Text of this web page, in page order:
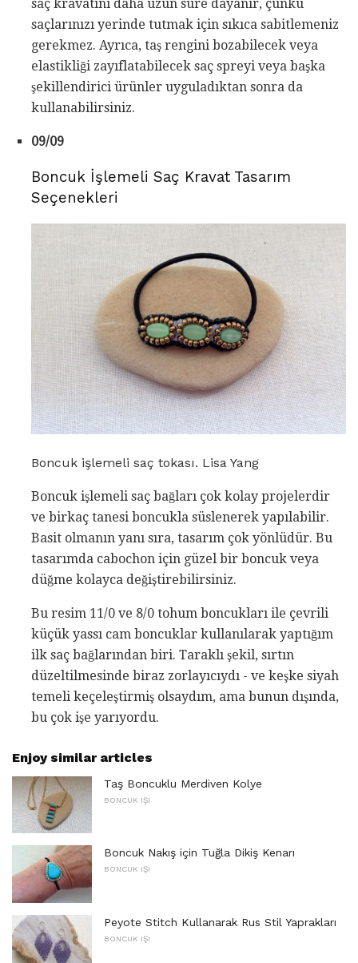
saç kravatını daha uzun süre dayanır, çünkü
saçlarınızı yerinde tutmak için sıkıca sabitlemeniz
gerekmez. Ayrıca, taş rengini bozabilecek veya
elastikliği zayıflatabilecek saç spreyi veya başka
şekillendirici ürünler uyguladıktan sonra da
kullanabilirsiniz.
09/09
Boncuk İşlemeli Saç Kravat Tasarım
Seçenekleri
Boncuk işlemeli saç tokası. Lisa Yang
Boncuk işlemeli saç bağları çok kolay projelerdir
ve birkaç tanesi boncukla süslenerek yapılabilir.
Basit olmanın yanı sıra, tasarım çok yönlüdür. Bu
tasarımda cabochon için güzel bir boncuk veya
düğme kolayca değiştirebilirsiniz.
Bu resim 11/0 ve 8/0 tohum boncukları ile çevrili
küçük yassı cam boncuklar kullanılarak yaptığım
ilk saç bağlarından biri. Taraklı şekil, sırtın
düzeltilmesinde biraz zorlayıcıydı - ve keşke siyah
temeli keçeleştirmiş olsaydım, ama bunun dışında,
bu çok işe yarıyordu.
Enjoy similar articles
Taş Boncuklu Merdiven Kolye
BONCUK IŞI
Boncuk Nakış için Tuğla Dikiş Kenarı
BONCUK IŞI
Peyote Stitch Kullanarak Rus Stil Yaprakları
BONCUK IŞI